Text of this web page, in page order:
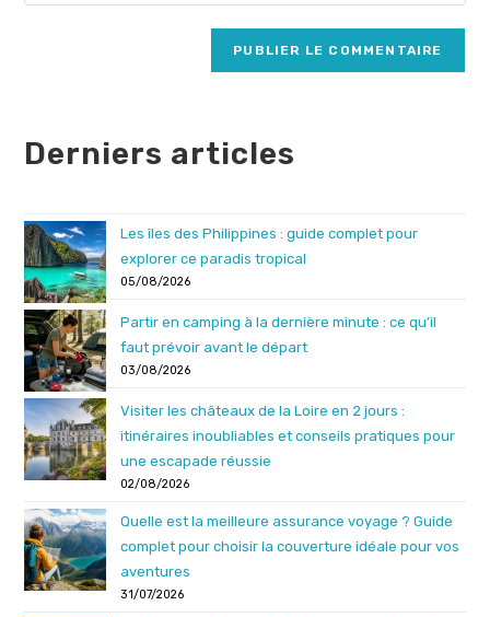
comment
Derniers articles
Les îles des Philippines : guide complet pour
explorer ce paradis tropical
05/08/2026
Partir en camping à la dernière minute : ce qu’il
faut prévoir avant le départ
03/08/2026
Visiter les châteaux de la Loire en 2 jours :
itinéraires inoubliables et conseils pratiques pour
une escapade réussie
02/08/2026
Quelle est la meilleure assurance voyage ? Guide
complet pour choisir la couverture idéale pour vos
aventures
31/07/2026